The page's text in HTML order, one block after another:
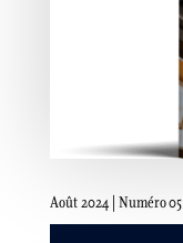
Août 2024 | Numéro 05